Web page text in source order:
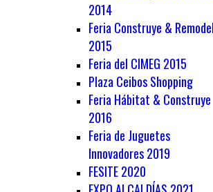
2014
Feria Construye &
2015
Feria del CIMEG 2015
Plaza Ceibos Shopping
Feria Hábitat & Construye
2016
Feria de Juguetes
Innovadores 2019
FESITE 2020